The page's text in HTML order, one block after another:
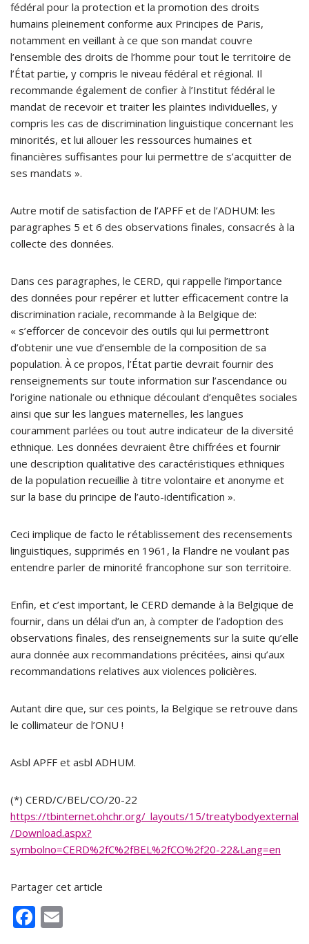
fédéral pour la protection et la promotion des droits
humains pleinement conforme aux Principes de Paris,
notamment en veillant à ce que son mandat couvre
l’ensemble des droits de l’homme pour tout le territoire de
l’État partie, y compris le niveau fédéral et régional. Il
recommande également de confier à l’Institut fédéral le
mandat de recevoir et traiter les plaintes individuelles, y
compris les cas de discrimination linguistique concernant les
minorités, et lui allouer les ressources humaines et
financières suffisantes pour lui permettre de s’acquitter de
ses mandats ».
Autre motif de satisfaction de l’APFF et de l’ADHUM: les
paragraphes 5 et 6 des observations finales, consacrés à la
collecte des données.
Dans ces paragraphes, le CERD, qui rappelle l’importance
des données pour repérer et lutter efficacement contre la
discrimination raciale, recommande à la Belgique de:
« s’efforcer de concevoir des outils qui lui permettront
d’obtenir une vue d’ensemble de la composition de sa
population. À ce propos, l’État partie devrait fournir des
renseignements sur toute information sur l’ascendance ou
l’origine nationale ou ethnique découlant d’enquêtes sociales
ainsi que sur les langues maternelles, les langues
couramment parlées ou tout autre indicateur de la diversité
ethnique. Les données devraient être chiffrées et fournir
une description qualitative des caractéristiques ethniques
de la population recueillie à titre volontaire et anonyme et
sur la base du principe de l’auto-identification ».
Ceci implique de facto le rétablissement des recensements
linguistiques, supprimés en 1961, la Flandre ne voulant pas
entendre parler de minorité francophone sur son territoire.
Enfin, et c’est important, le CERD demande à la Belgique de
fournir, dans un délai d’un an, à compter de l’adoption des
observations finales, des renseignements sur la suite qu’elle
aura donnée aux recommandations précitées, ainsi qu’aux
recommandations relatives aux violences policières.
Autant dire que, sur ces points, la Belgique se retrouve dans
le collimateur de l’ONU !
Asbl APFF et asbl ADHUM.
(*) CERD/C/BEL/CO/20-22
https://tbinternet.ohchr.org/_layouts/15/treatybodyexternal
/Download.aspx?
symbolno=CERD%2fC%2fBEL%2fCO%2f20-22&Lang=en
Partager cet article
F